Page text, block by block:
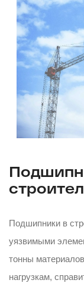
Подшипники в
уязвимыми
тонны
нагрузкам,